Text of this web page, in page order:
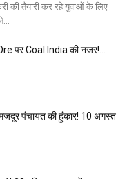
की तैयारी कर रहे युवाओं के लिए
पर Coal India की नजर!...
पंचायत की हुंकार! 10 अगस्त